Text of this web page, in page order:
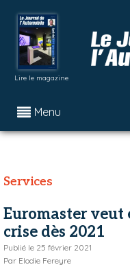
Lire le magazine
Menu
Services
Euromaster veut
crise dès 2021
Publié le 25 février 2021
Par Elodie Fereyre